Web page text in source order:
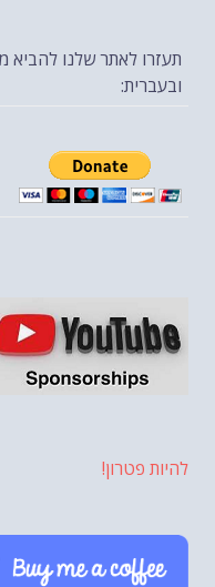
תעזרו לאתר שלנו להביא
ובעברית:
להיות פטרון!